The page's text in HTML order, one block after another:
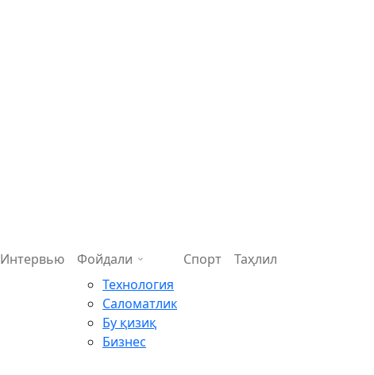
Интервью
Фойдали
Технология
Саломатлик
Бу қизиқ
Бизнес
Спорт Таҳлил